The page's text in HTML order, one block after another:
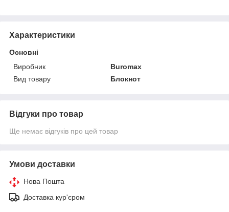
Характеристики
Основні
Виробник
Buromax
Вид товару
Блокнот
Відгуки про товар
Ще немає відгуків про цей товар
Умови доставки
Нова Пошта
Доставка кур'єром